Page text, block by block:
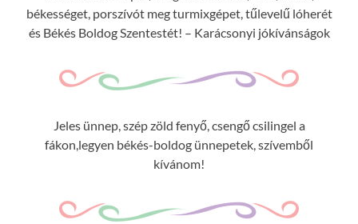
békességet, porszívót meg turmixgépet, tűlevelű lóherét
és Békés Boldog Szentestét! – Karácsonyi jókívánságok
Jeles ünnep, szép zöld fenyő, csengő csilingel a
fákon,legyen békés-boldog ünnepetek, szívemből
kívánom!